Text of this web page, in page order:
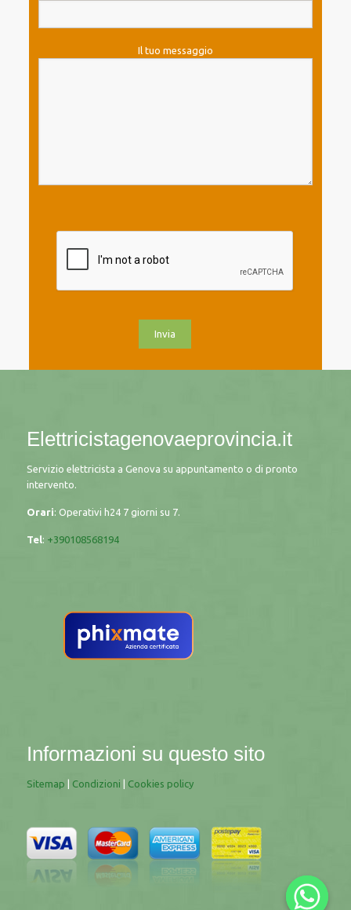
Il tuo messaggio
Elettricistagenovaeprovincia.it
Servizio elettricista a Genova su appuntamento o di pronto
intervento.
Orari: Operativi h24 7 giorni su 7.
Tel: +390108568194
Informazioni su questo sito
Sitemap Condizioni Cookies policy